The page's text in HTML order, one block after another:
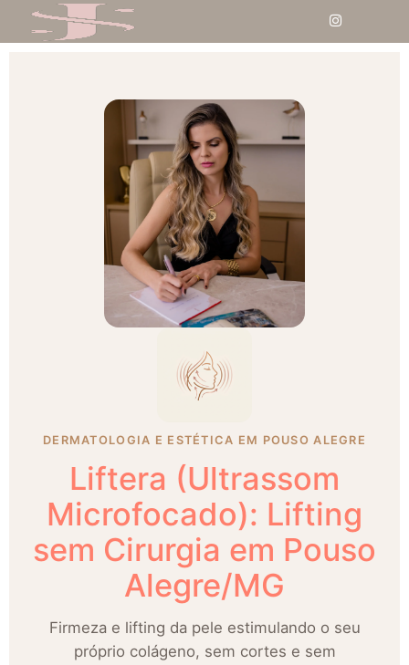
DERMATOLOGIA E ESTÉTICA EM POUSO ALEGRE
Liftera (Ultrassom
Microfocado): Lifting
sem Cirurgia em Pouso
Alegre/MG
Firmeza e lifting da pele estimulando o seu
próprio colágeno, sem cortes e sem